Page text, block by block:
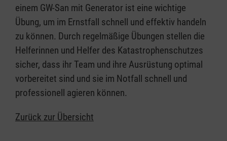
einem GW-San mit Generator ist eine wichtige
Übung, um im Ernstfall schnell und effektiv handeln
zu können. Durch regelmäßige Übungen stellen die
Helferinnen und Helfer des Katastrophenschutzes
sicher, dass ihr Team und ihre Ausrüstung optimal
vorbereitet sind und sie im Notfall schnell und
professionell agieren können.
Zurück zur Übersicht